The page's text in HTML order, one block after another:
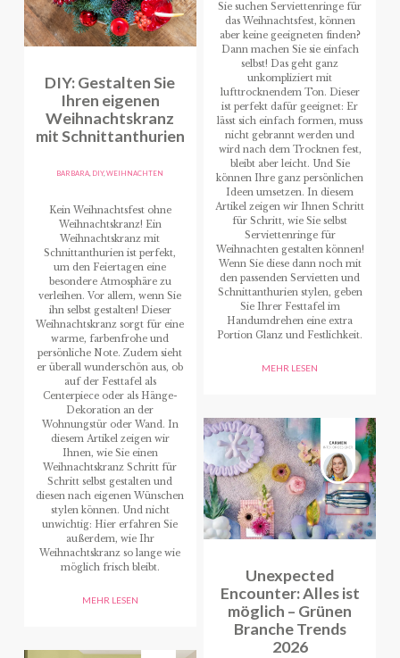
DIY: Gestalten Sie
Ihren eigenen
Weihnachtskranz
mit Schnittanthurien
BARBARA DIY,WEIHNACHTEN
Kein Weihnachtsfest ohne
Weihnachtskranz! Ein
Weihnachtskranz mit
Schnittanthurien ist perfekt,
um den Feiertagen eine
besondere Atmosphäre zu
verleihen. Vor allem, wenn Sie
ihn selbst gestalten! Dieser
Weihnachtskranz sorgt für eine
warme, farbenfrohe und
persönliche Note. Zudem sieht
er überall wunderschön aus, ob
auf der Festtafel als
Centerpiece oder als Hänge-
Dekoration an der
Wohnungstür oder Wand. In
diesem Artikel zeigen wir
Ihnen, wie Sie einen
Weihnachtskranz Schritt für
Schritt selbst gestalten und
diesen nach eigenen Wünschen
stylen können. Und nicht
unwichtig: Hier erfahren Sie
außerdem, wie Ihr
Weihnachtskranz so lange wie
möglich frisch bleibt.
MEHR LESEN
Sie suchen Serviettenringe für
das Weihnachtsfest, können
aber keine geeigneten finden?
Dann machen Sie sie einfach
selbst! Das geht ganz
unkompliziert mit
lufttrocknendem Ton. Dieser
ist perfekt dafür geeignet: Er
lässt sich einfach formen, muss
nicht gebrannt werden und
wird nach dem Trocknen fest,
bleibt aber leicht. Und Sie
können Ihre ganz persönlichen
Ideen umsetzen. In diesem
Artikel zeigen wir Ihnen Schritt
für Schritt, wie Sie selbst
Serviettenringe für
Weihnachten gestalten können!
Wenn Sie diese dann noch mit
den passenden Servietten und
Schnittanthurien stylen, geben
Sie Ihrer Festtafel im
Handumdrehen eine extra
Portion Glanz und Festlichkeit.
MEHR LESEN
Unexpected
Encounter: Alles ist
möglich – Grünen
Branche Trends
2026